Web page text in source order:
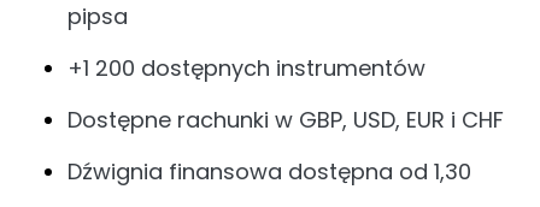
pipsa
+1 200 dostępnych instrumentów
Dostępne rachunki w GBP, USD, EUR i CHF
Dźwignia finansowa dostępna od 1,30